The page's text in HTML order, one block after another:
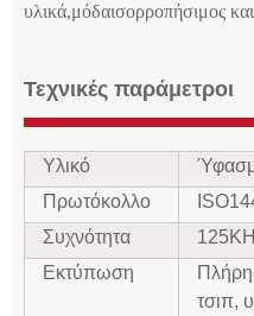
υλικά,μόδαισορροπήσιμος
Τεχνικές παράμετροι
Υλικό
Πρωτόκολλο
Συχνότητα
Εκτύπωση
τσιπ,